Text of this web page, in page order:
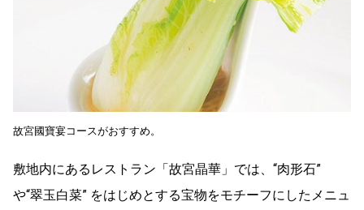
故宮國寶宴コースがおすすめ。
敷地内にあるレストラン「故宮晶華」では、“肉形石”
や“翠玉白菜” をはじめとする宝物をモチーフにしたメニュ